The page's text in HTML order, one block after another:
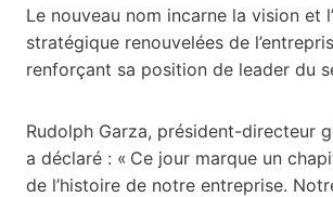
Le nouveau nom incarne la vision et
stratégique renouvelées de
renforçant sa position de leader du
Rudolph Garza, président-directeur
a déclaré : « Ce jour marque un
de l’histoire de notre entreprise.